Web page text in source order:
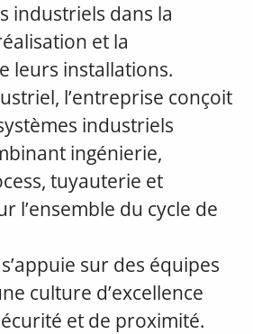
industriels dans la
et la
leurs installations.
l’entreprise conçoit
industriels
ingénierie,
tuyauterie et
l’ensemble du cycle de
sur des équipes
culture d’excellence
et de proximité.